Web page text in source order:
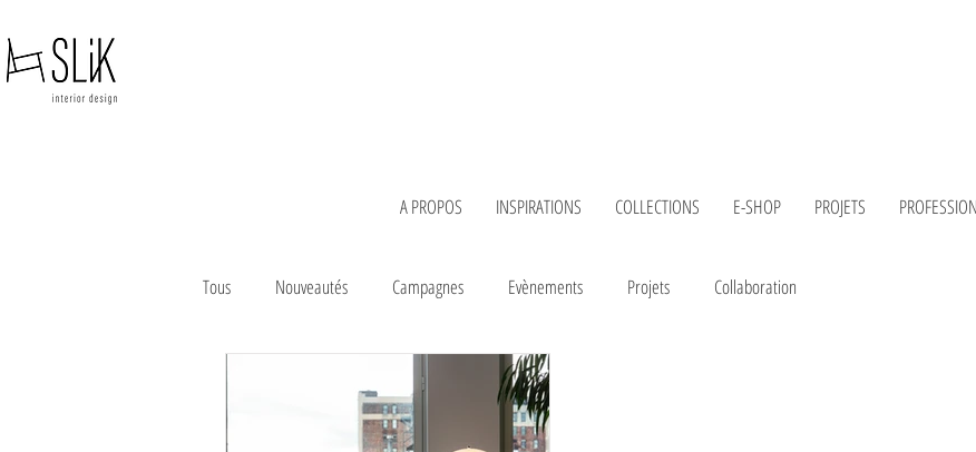
A PROPOS INSPIRATIONS COLLECTIONS E-SHOP PROJETS
Tous Nouveautés Campagnes Evènements Projets Collaboration